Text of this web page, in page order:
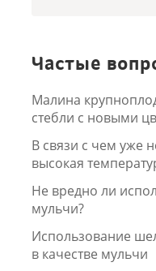
Частые
Малина
стебли с новыми
В связи с чем уже
высокая
Не вредно ли
мульчи?
Использование
в качестве мульчи